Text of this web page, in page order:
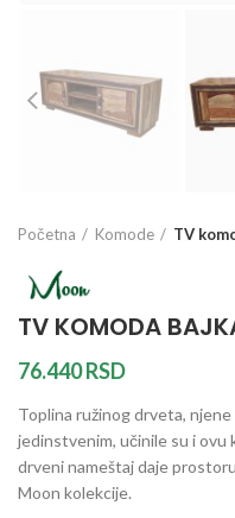
Početna Komode TV
TV KOMODA
76.440RSD
Toplina ružinog drveta,
jedinstvenim, učinile su i ovu
drveni nameštaj daje
Moon kolekcije.